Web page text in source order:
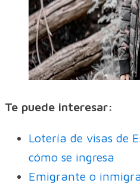
Te puede interesar:
Lotería de visas de
cómo se ingresa
Emigrante o